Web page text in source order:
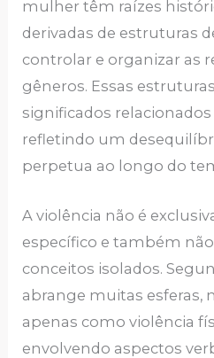
mulher têm raízes
derivadas de estruturas
controlar e organizar as
gêneros. Essas
significados
refletindo um
perpetua ao longo do
A violência não é
específico e também
conceitos isolados.
abrange muitas esferas,
apenas como violência
envolvendo aspectos